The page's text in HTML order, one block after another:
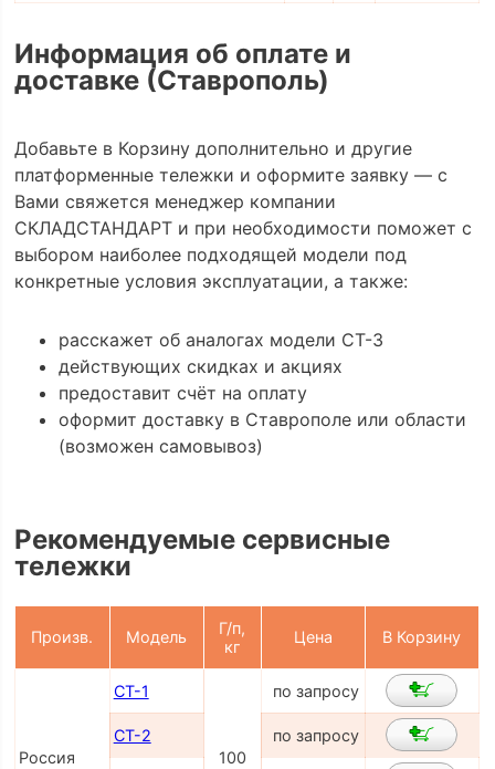
Информация об оплате и
доставке (Ставрополь)
Добавьте в Корзину дополнительно и другие
платформенные тележки и оформите заявку — с
Вами свяжется менеджер компании
СКЛАДСТАНДАРТ и при необходимости поможет с
выбором наиболее подходящей модели под
конкретные условия эксплуатации, а также:
расскажет об аналогах модели СТ-3
действующих скидках и акциях
предоставит счёт на оплату
оформит доставку в Ставрополе или области
(возможен самовывоз)
Рекомендуемые сервисные
тележки
Произв. Модель
Г/п,
кг
Цена В Корзину
Россия
СТ-1
100
по запросу
СТ-2 по запросу